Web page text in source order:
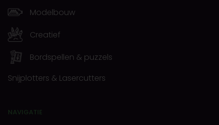
Modelbouw
Creatief
Bordspellen & puzzels
Snijplotters & Lasercutters
NAVIGATIE